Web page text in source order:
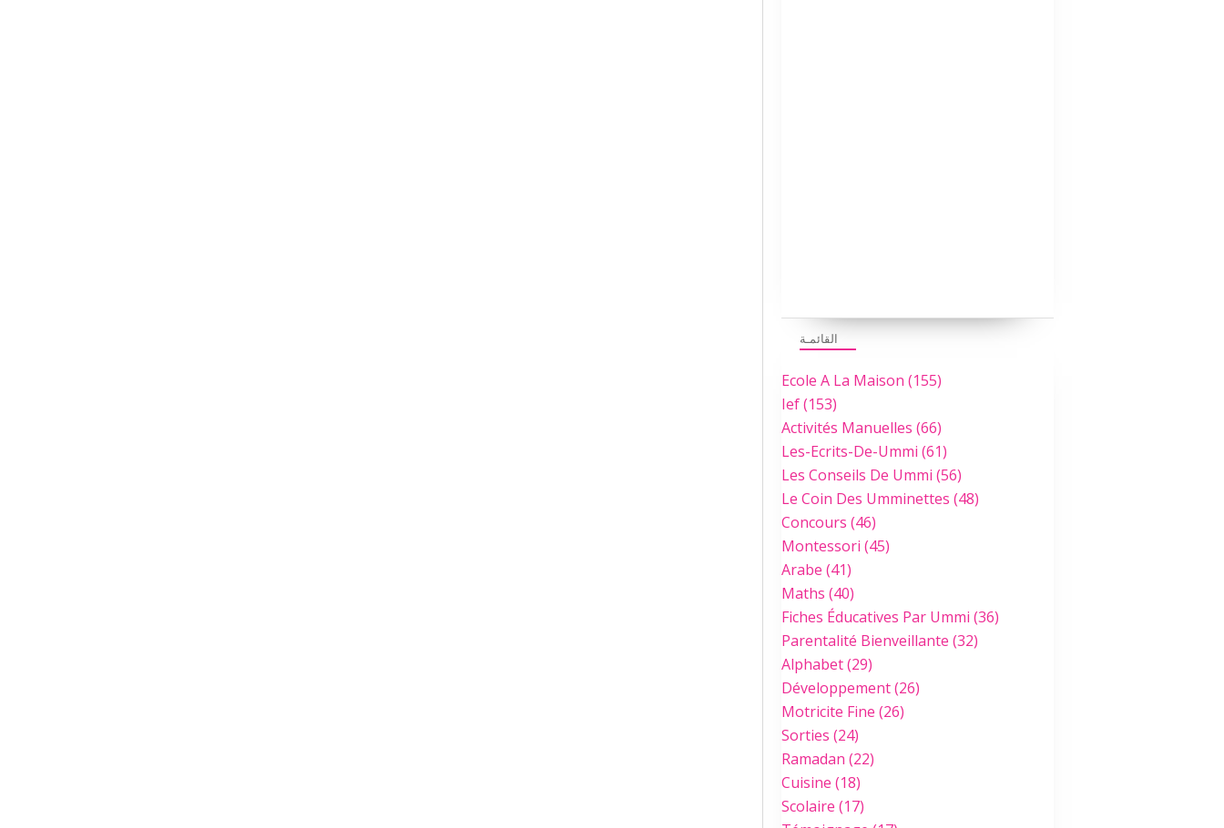
القائمـة
Ecole A La Maison (155)
Ief(153)
Activités Manuelles (66)
Les-Ecrits-De-Ummi (61)
Les Conseils De Ummi (56)
Le Coin Des Umminettes (48)
Concours (46)
Montessori (45)
Arabe (41)
Maths (40)
Fiches Éducatives Par Ummi (36)
Parentalité Bienveillante (32)
Alphabet(29)
Développement(26)
Motricite Fine (26)
Sorties (24)
Ramadan (22)
Cuisine (18)
Scolaire (17)